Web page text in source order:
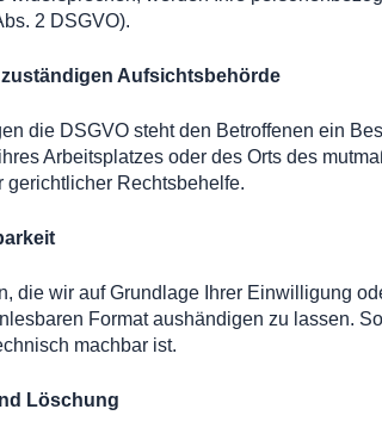
2 DSGVO).
Aufsichts­behörde
die DSGVO steht den Betroffenen ein
Arbeitsplatzes oder des Orts des
Rechtsbehelfe.
die wir auf Grundlage Ihrer Einwilligung
Format aushändigen zu lassen.
machbar ist.
Löschung